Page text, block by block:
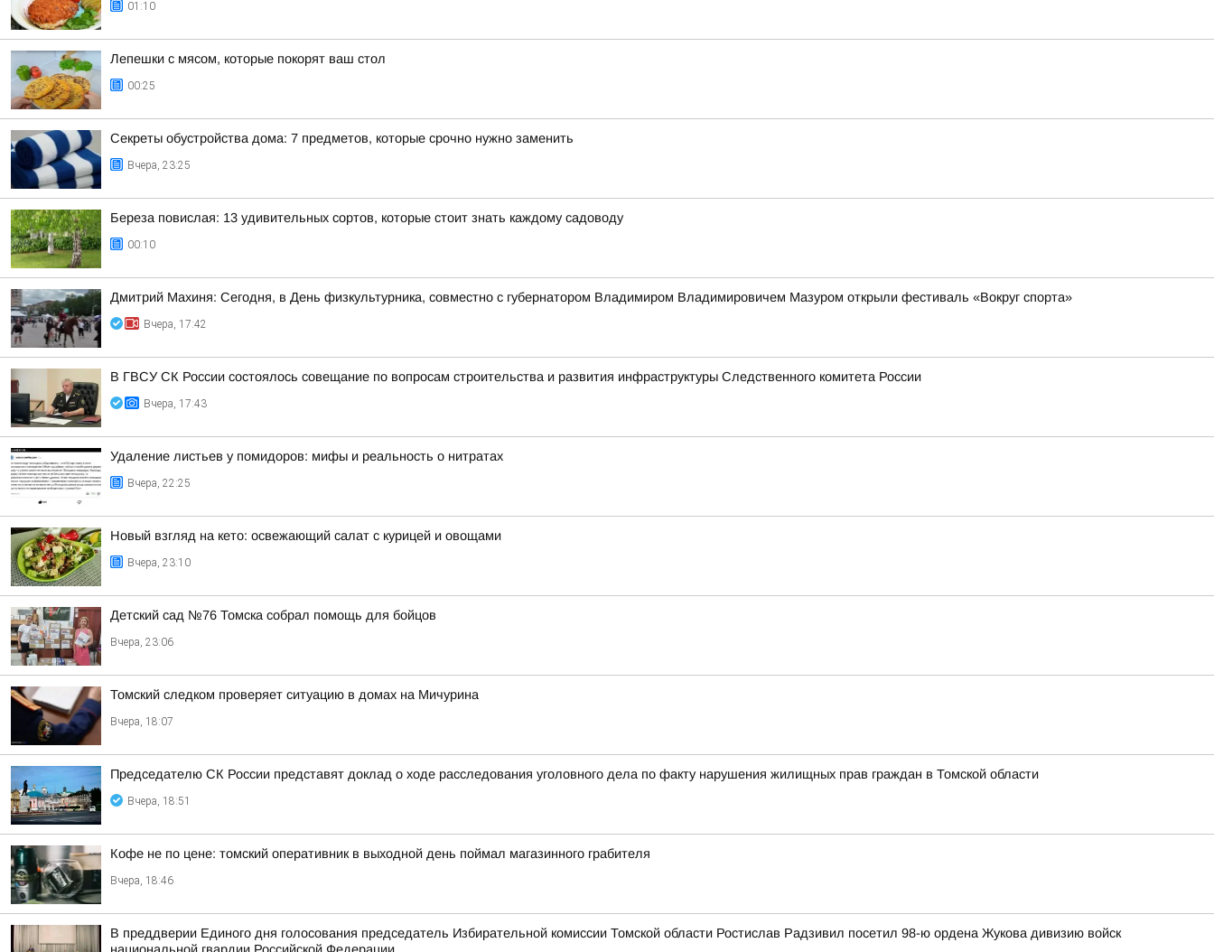
01:10
Лепешки с мясом, которые покорят ваш стол
00:25
Секреты обустройства дома: 7 предметов, которые срочно нужно заменить
Вчера, 23:25
Береза повислая: 13 удивительных сортов, которые стоит знать каждому садоводу
00:10
Дмитрий Махиня: Сегодня, в День физкультурника, совместно с губернатором Владимиром Владимировичем Мазуром открыли фестиваль «Вокруг спорта»
Вчера, 17:42
В ГВСУ СК России состоялось совещание по вопросам строительства и развития инфраструктуры Следственного комитета России
Вчера, 17:43
Удаление листьев у помидоров: мифы и реальность о нитратах
Вчера, 22:25
Новый взгляд на кето: освежающий салат с курицей и овощами
Вчера, 23:10
Детский сад №76 Томска собрал помощь для бойцов
Вчера, 23:06
Томский следком проверяет ситуацию в домах на Мичурина
Вчера, 18:07
Председателю СК России представят доклад о ходе расследования уголовного дела по факту нарушения жилищных прав граждан в Томской области
Вчера, 18:51
Кофе не по цене: томский оперативник в выходной день поймал магазинного грабителя
Вчера, 18:46
В преддверии Единого дня голосования председатель Избирательной комиссии Томской области Ростислав Радзивил посетил 98-ю ордена Жукова дивизию войск